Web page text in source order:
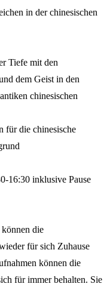
in der chinesischen
Tiefe mit den
dem Geist in den
chinesischen
für die chinesische
16:30 inklusive Pause
die
für sich Zuhause
können die
für immer behalten. Sie